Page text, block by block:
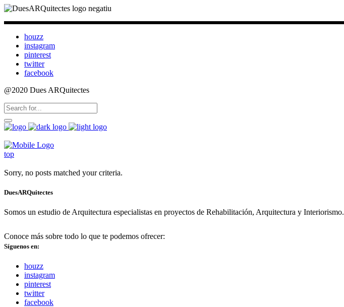
houzz
instagram
pinterest
twitter
facebook
@2020 Dues ARQuitectes
top
Sorry, no posts matched your criteria.
DuesARQuitectes
Somos un estudio de Arquitectura especialistas en proyectos de Rehabilitación, Arquitectura y Interiorismo.
Conoce más sobre todo lo que te podemos ofrecer:
Síguenos en:
houzz
instagram
pinterest
twitter
facebook